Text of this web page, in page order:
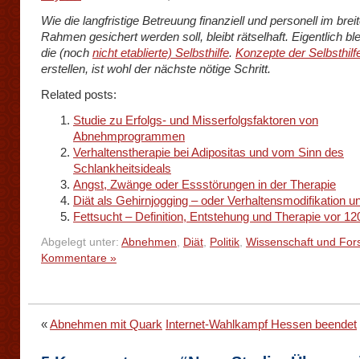
Wie die langfristige Betreuung finanziell und personell im
Rahmen gesichert werden soll, bleibt rätselhaft. Eigentlich
die (noch nicht etablierte) Selbsthilfe. Konzepte der
erstellen, ist wohl der nächste nötige Schritt.
Related posts:
Studie zu Erfolgs- und Misserfolgsfaktoren von
Abnehmprogrammen
Verhaltenstherapie bei Adipositas und vom Sinn des
Schlankheitsideals
Angst, Zwänge oder Essstörungen in der Therapie
Diät als Gehirnjogging – oder Verhaltensmodifikation
Fettsucht – Definition, Entstehung und Therapie vor
Abgelegt unter: Abnehmen, Diät, Politik, Wissenschaft und
Kommentare »
«Abnehmen mit Quark Internet-Wahlkampf Hessen beendet